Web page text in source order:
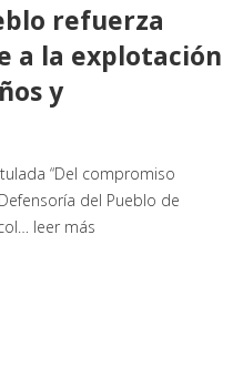
refuerza
a la explotación
y
“Del compromiso
del Pueblo de
leer más